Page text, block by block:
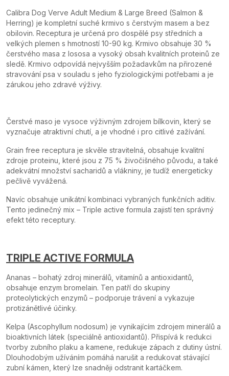
Calibra Dog Verve Adult Medium & Large Breed (Salmon &
Herring) je kompletní suché krmivo s čerstvým masem a bez
obilovin. Receptura je určená pro dospělé psy středních a
velkých plemen s hmotností 10-90 kg. Krmivo obsahuje 30 %
čerstvého masa z lososa a vysoký obsah kvalitních proteinů ze
sledě. Krmivo odpovídá nejvyšším požadavkům na přirozené
stravování psa v souladu s jeho fyziologickými potřebami a je
zárukou jeho zdravé výživy.
Čerstvé maso je vysoce výživným zdrojem bílkovin, který se
vyznačuje atraktivní chutí, a je vhodné i pro citlivé zažívání.
Grain free receptura je skvěle stravitelná, obsahuje kvalitní
zdroje proteinu, které jsou z 75 % živočišného původu, a také
adekvátní množství sacharidů a vlákniny, je tudíž energeticky
pečlivě vyvážená.
Navíc obsahuje unikátní kombinaci vybraných funkčních aditiv.
Tento jedinečný mix – Triple active formula zajistí ten správný
efekt této receptury.
TRIPLE ACTIVE FORMULA
Ananas – bohatý zdroj minerálů, vitamínů a antioxidantů,
obsahuje enzym bromelain. Ten patří do skupiny
proteolytických enzymů – podporuje trávení a vykazuje
protizánětlivé účinky.
Kelpa (Ascophyllum nodosum) je vynikajícím zdrojem minerálů a
bioaktivních látek (speciálně antioxidantů). Přispívá k redukci
tvorby zubního plaku a kamene, redukuje zápach z dutiny ústní.
Dlouhodobým užíváním pomáhá narušit a redukovat stávající
zubní kámen, který lze snadněji odstranit kartáčkem.